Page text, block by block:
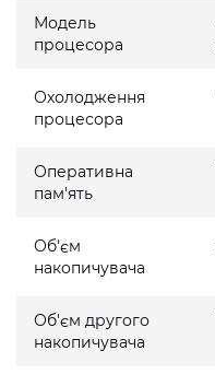
Модель
процесора
Охолодження
процесора
Оперативна
пам'ять
Об'єм
накопичувача
Об'єм другого
накопичувача